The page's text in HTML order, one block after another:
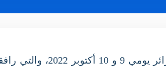
في إطار الزيارة التي قامت بها